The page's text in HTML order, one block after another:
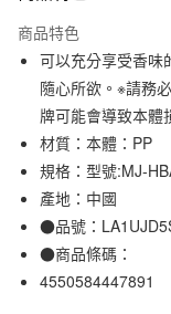
信用卡一次付款
信用卡分期付款
3 期 0 利率 每期
合作金庫商業銀行
華南商業銀行
上海商業儲蓄銀行
臺灣中小企業銀行
匯豐（台灣）商業銀
聯邦商業銀行
元大商業銀行
超商取貨付款
LINE Pay
Apple Pay
街口支付
悠遊付
商品特色
可以充分享受香味
隨心所欲。※請務
牌可能會導致本體
材質：本體：PP
規格：型號:MJ-
產地：中國
●品號：
●商品條碼：
4550584447891